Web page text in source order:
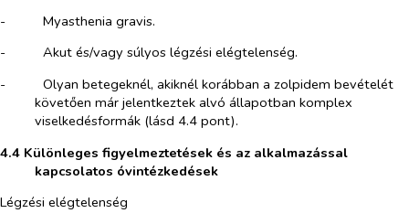
-​
Myasthenia gravis.
-​
Akut és/vagy súlyos légzési elégtelenség.
-​
Olyan betegeknél, akiknél korábban a zolpidem bevételét
követően már jelentkeztek alvó állapotban komplex
viselkedésformák (lásd 4.4 pont).
4.4 Különleges figyelmeztetések és az alkalmazással
kapcsolatos óvintézkedések
Légzési elégtelenség